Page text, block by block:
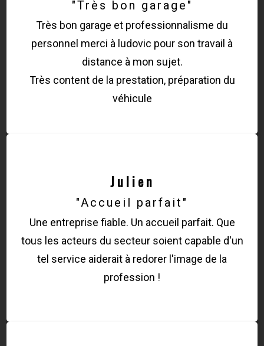
"Très bon garage"
Très bon garage et professionnalisme du
personnel merci à ludovic pour son travail à
distance à mon sujet.
Très content de la prestation, préparation du
véhicule
Julien
"Accueil parfait"
Une entreprise fiable. Un accueil parfait. Que
tous les acteurs du secteur soient capable d'un
tel service aiderait à redorer l'image de la
profession !